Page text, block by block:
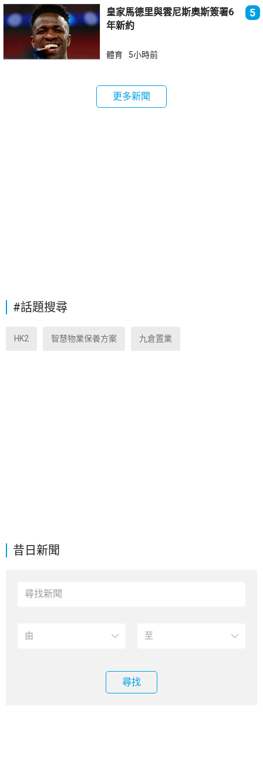
昔日新聞
尋找
皇家馬德里與雲尼斯奧斯簽署6
年新約
5
體育 5小時前
更多新聞
#話題搜尋
HK2 智慧物業保養方案 九倉置業